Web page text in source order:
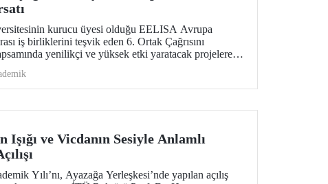
kurucu üyesi olduğu EELISA Avrupa
iş birliklerini teşvik eden 6. Ortak Çağrısını
yenilikçi ve yüksek etki yaratacak projelere
ise 12.000 avro olarak belirlendi.
ve Vicdanın Sesiyle Anlamlı
Yılı’nı, Ayazağa Yerleşkesi’nde yapılan açılış